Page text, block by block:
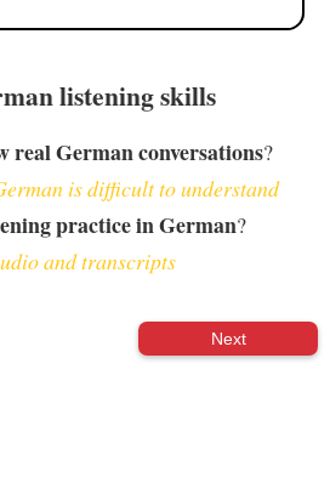
listening skills
real German conversations?
is difficult to understand
practice in German?
and transcripts
Next